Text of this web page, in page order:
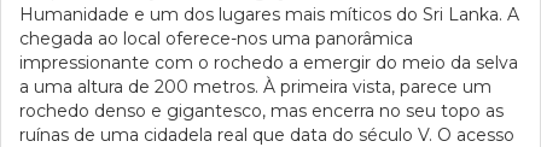
Humanidade e um dos lugares mais míticos do Sri Lanka. A
chegada ao local oferece-nos uma panorâmica
impressionante com o rochedo a emergir do meio da selva
a uma altura de 200 metros. À primeira vista, parece um
rochedo denso e gigantesco, mas encerra no seu topo as
ruínas de uma cidadela real que data do século V. O acesso